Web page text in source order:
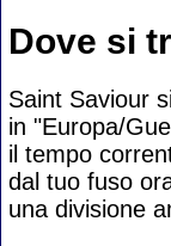
Dove si
Saint Saviour
in "Europa/
il tempo
dal tuo fuso
una divisione